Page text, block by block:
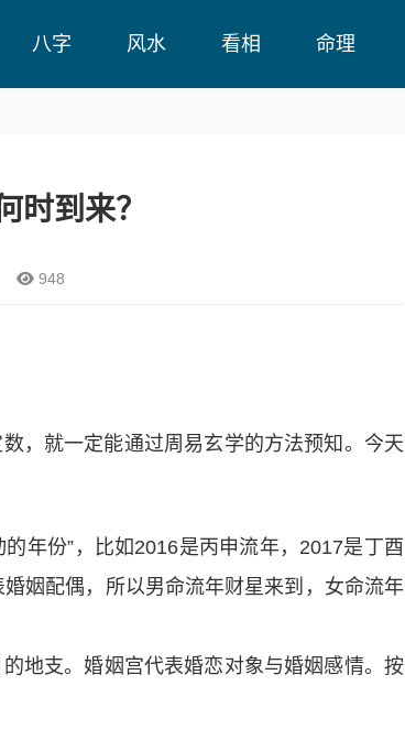
八字 风水 看相 命理
时到来？
948
，就一定能通过周易玄学的方法预知。今天
年份”，比如2016是丙申流年，2017是丁酉
姻配偶，所以男命流年财星来到，女命流年
地支。婚姻宫代表婚恋对象与婚姻感情。按